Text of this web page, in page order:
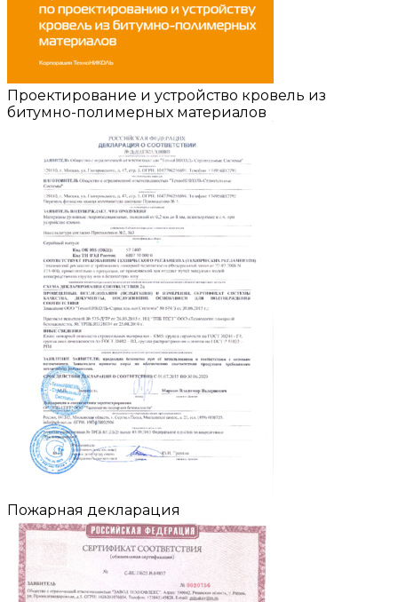
Проектирование и устройство кровель из
битумно-полимерных материалов
Пожарная декларация